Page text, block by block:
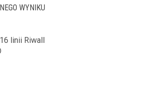
WYNIKU